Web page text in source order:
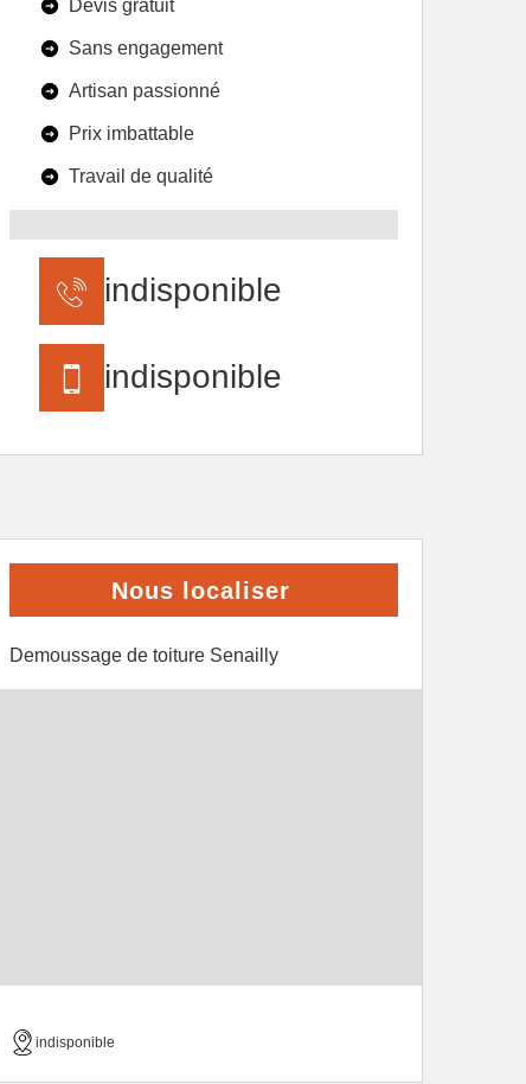
Devis gratuit
Sans engagement
Artisan passionné
Prix imbattable
Travail de qualité
indisponible
indisponible
Nous localiser
Demoussage de toiture Senailly
indisponible